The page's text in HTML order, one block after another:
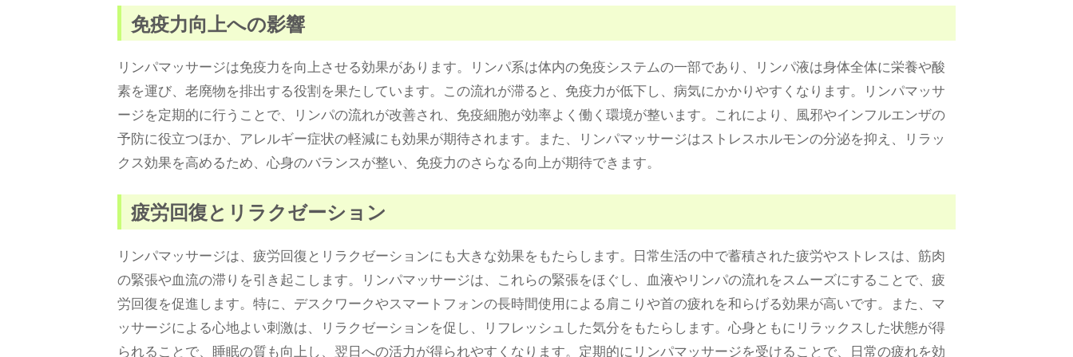
免疫力向上への影響
リンパマッサージは免疫力を向上させる効果があります。リンパ系は体内の免疫システムの一部であり、リンパ液は身体全体に栄養や酸
素を運び、老廃物を排出する役割を果たしています。この流れが滞ると、免疫力が低下し、病気にかかりやすくなります。リンパマッサ
ージを定期的に行うことで、リンパの流れが改善され、免疫細胞が効率よく働く環境が整います。これにより、風邪やインフルエンザの
予防に役立つほか、アレルギー症状の軽減にも効果が期待されます。また、リンパマッサージはストレスホルモンの分泌を抑え、リラッ
クス効果を高めるため、心身のバランスが整い、免疫力のさらなる向上が期待できます。
疲労回復とリラクゼーション
リンパマッサージは、疲労回復とリラクゼーションにも大きな効果をもたらします。日常生活の中で蓄積された疲労やストレスは、筋肉
の緊張や血流の滞りを引き起こします。リンパマッサージは、これらの緊張をほぐし、血液やリンパの流れをスムーズにすることで、疲
労回復を促進します。特に、デスクワークやスマートフォンの長時間使用による肩こりや首の疲れを和らげる効果が高いです。また、マ
ッサージによる心地よい刺激は、リラクゼーションを促し、リフレッシュした気分をもたらします。心身ともにリラックスした状態が得
られることで、睡眠の質も向上し、翌日への活力が得られやすくなります。定期的にリンパマッサージを受けることで、日常の疲れを効